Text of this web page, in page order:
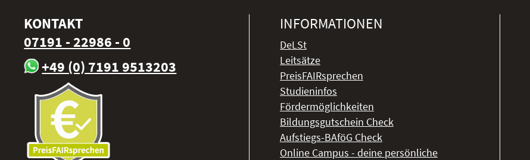
KONTAKT
07191 - 22986 - 0
+49 (0) 7191 9513203
INFORMATIONEN
DeLSt
Leitsätze
PreisFAIRsprechen
Studieninfos
Fördermöglichkeiten
Bildungsgutschein Check
Aufstiegs-BAföG Check
Online Campus - deine persönliche